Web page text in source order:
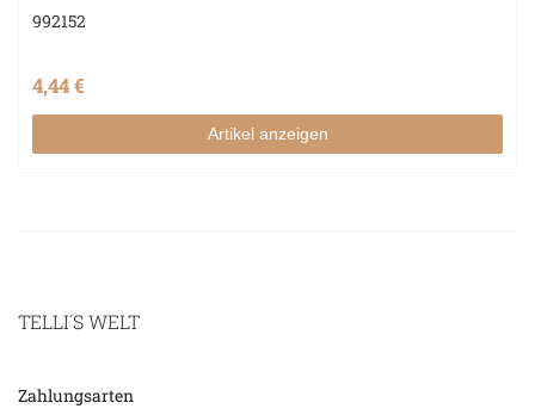
992152
4,44 €
Artikel anzeigen
TELLI´S WELT
Zahlungsarten